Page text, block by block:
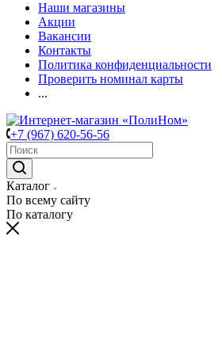
Наши магазины
Акции
Вакансии
Контакты
Политика конфиденциальности
Проверить номинал карты
...
+7 (967) 620-56-56
Каталог
По всему сайту
По каталогу